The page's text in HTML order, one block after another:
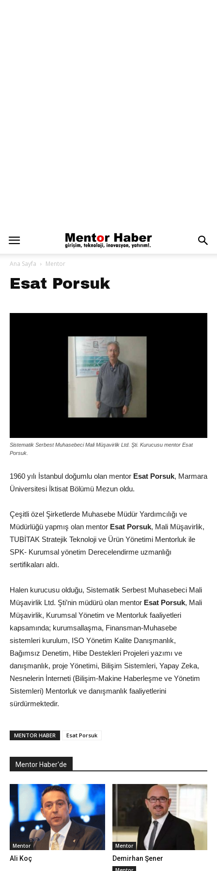
Ana Sayfa Mentor
Esat Porsuk
Sistematik Serbest Muhasebeci Mali Müşavirlik Ltd. Şti. Kurucusu mentor Esat
Porsuk.
1960 yılı İstanbul doğumlu olan mentor Esat Porsuk, Marmara
Üniversitesi İktisat Bölümü Mezun oldu.
Çeşitli özel Şirketlerde Muhasebe Müdür Yardımcılığı ve
Müdürlüğü yapmış olan mentor Esat Porsuk, Mali Müşavirlik,
TUBİTAK Stratejik Teknoloji ve Ürün Yönetimi Mentorluk ile
SPK- Kurumsal yönetim Derecelendirme uzmanlığı
sertifikaları aldı.
Halen kurucusu olduğu, Sistematik Serbest Muhasebeci Mali
Müşavirlik Ltd. Şti’nin müdürü olan mentor Esat Porsuk, Mali
Müşavirlik, Kurumsal Yönetim ve Mentorluk faaliyetleri
kapsamında; kurumsallaşma, Finansman-Muhasebe
sistemleri kurulum, ISO Yönetim Kalite Danışmanlık,
Bağımsız Denetim, Hibe Destekleri Projeleri yazımı ve
danışmanlık, proje Yönetimi, Bilişim Sistemleri, Yapay Zeka,
Nesnelerin İnterneti (Bilişim-Makine Haberleşme ve Yönetim
Sistemleri) Mentorluk ve danışmanlık faaliyetlerini
sürdürmektedir.
MENTOR HABER Esat Porsuk
Mentor Haber'de
Mentor
Ali Koç
Mentor
Demirhan Şener